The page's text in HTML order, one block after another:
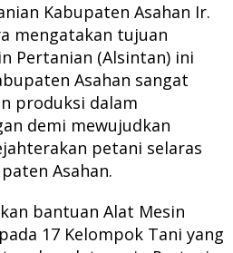
Kabupaten Asahan Ir.
mengatakan tujuan
Pertanian (Alsintan) ini
Asahan sangat
produksi dalam
demi mewujudkan
petani selaras
Asahan.
bantuan Alat Mesin
17 Kelompok Tani yang